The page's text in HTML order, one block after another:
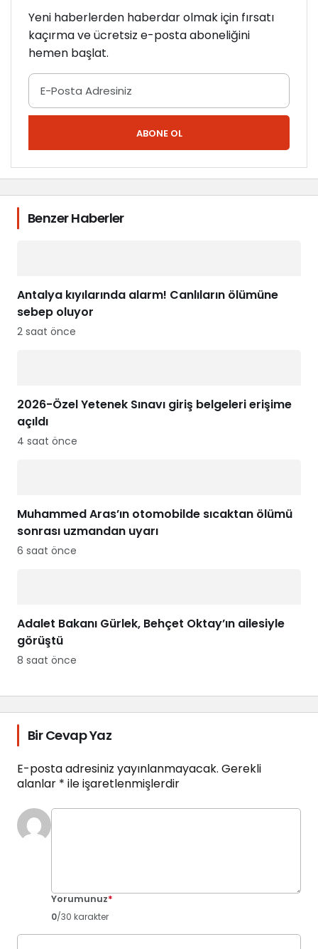
Yeni haberlerden haberdar olmak için fırsatı
kaçırma ve ücretsiz e-posta aboneliğini
hemen başlat.
ABONE OL
Benzer Haberler
Antalya kıyılarında alarm! Canlıların ölümüne
sebep oluyor
2 saat önce
2026-Özel Yetenek Sınavı giriş belgeleri erişime
açıldı
4 saat önce
Muhammed Aras’ın otomobilde sıcaktan ölümü
sonrası uzmandan uyarı
6 saat önce
Adalet Bakanı Gürlek, Behçet Oktay’ın ailesiyle
görüştü
8 saat önce
Bir Cevap Yaz
E-posta adresiniz yayınlanmayacak. Gerekli
alanlar * ile işaretlenmişlerdir
Yorumunuz*
0/30 karakter